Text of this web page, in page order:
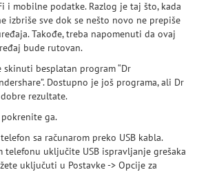
i mobilne podatke. Razlog je taj što, kada
izbriše sve dok se nešto novo ne prepiše
Takođe, treba napomenuti da ovaj
bude rutovan.
skinuti besplatan program “Dr
Dostupno je još programa, ali Dr
rezultate.
ga.
sa računarom preko USB kabla.
telefonu uključite USB ispravljanje grešaka
uključuti u Postavke -> Opcije za